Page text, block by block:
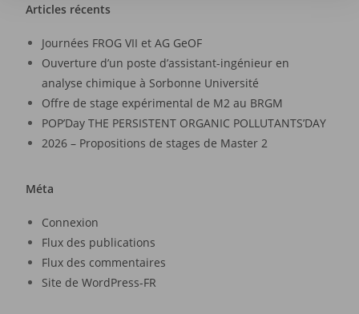
Articles récents
Journées FROG VII et AG GeOF
Ouverture d’un poste d’assistant-ingénieur en
analyse chimique à Sorbonne Université
Offre de stage expérimental de M2 au BRGM
POP’Day THE PERSISTENT ORGANIC POLLUTANTS’DAY
2026 – Propositions de stages de Master 2
Méta
Connexion
Flux des publications
Flux des commentaires
Site de WordPress-FR